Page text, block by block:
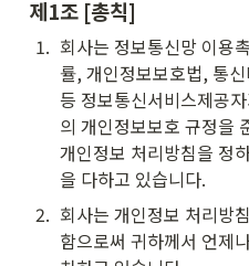
제1조 [총칙]
1. 회사는 정보통신망 이용
률, 개인정보보호법, 통
등 정보통신서비스제공
의 개인정보보호 규정을
개인정보 처리방침을 정
을 다하고 있습니다.
2. 회사는 개인정보 처리방
함으로써 귀하께서 언제